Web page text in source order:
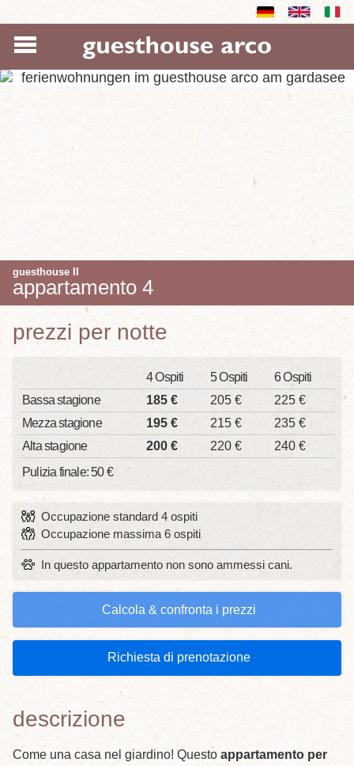
guesthouse II
appartamento 4
prezzi per notte
4 Ospiti 5 Ospiti
6 Ospiti
Bassa stagione
185 € 205 €
225 €
Mezza stagione
195 € 215 €
235 €
Alta stagione
200 € 220 €
240 €
Pulizia finale: 50 €
Occupazione standard 4 ospiti
Occupazione massima 6 ospiti
In questo appartamento non sono ammessi cani.
Calcola & confronta i prezzi
Richiesta di prenotazione
descrizione
Come una casa nel giardino! Questo appartamento per